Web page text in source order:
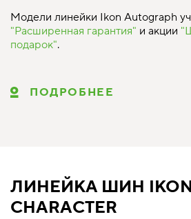
Модели линейки Ikon Autograph
"Расширенная гарантия" и акции
подарок".
ПОДРОБНЕЕ
ЛИНЕЙКА ШИН
CHARACTER